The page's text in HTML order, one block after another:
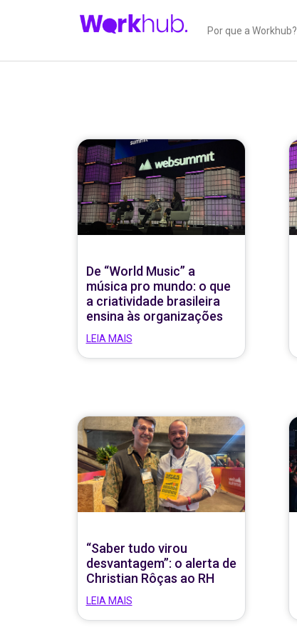
Por que a Workhub?
De “World Music” a
música pro mundo: o que
a criatividade brasileira
ensina às organizações
LEIA MAIS
“Saber tudo virou
desvantagem”: o alerta de
Christian Rôças ao RH
LEIA MAIS